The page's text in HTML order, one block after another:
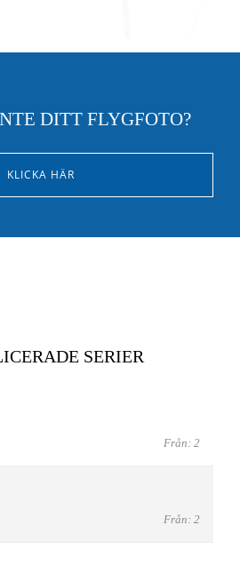
DITT FLYGFOTO?
KLICKA HÄR
SERIER
Från: 2
Från: 2